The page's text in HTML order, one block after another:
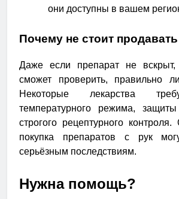
они доступны в вашем
Почему не стоит
Даже если препарат не вскрыт,
сможет проверить, правильно
Некоторые лекарства
температурного режима,
строгого рецептурного
покупка препаратов с рук
серьёзным последствиям.
Нужна помощь?